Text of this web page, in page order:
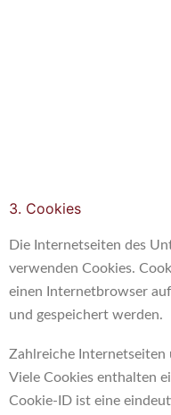
3. Cookies
Die Internetseiten des
verwenden Cookies.
einen Internetbrowser
und gespeichert werden.
Zahlreiche Internetseiten
Viele Cookies enthalten
Cookie-ID ist eine